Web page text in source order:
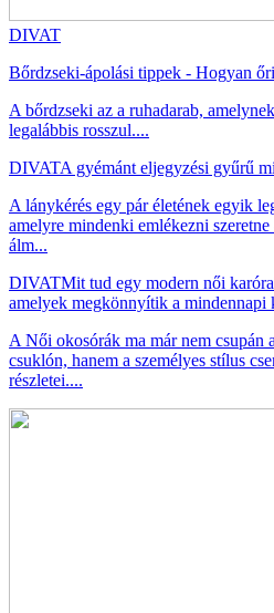
DIVAT
Bőrdzseki-ápolási tippek - Hogyan
A bőrdzseki az a ruhadarab,
legalábbis rosszul....
DIVATA gyémánt eljegyzési gyűrű
A lánykérés egy pár életének egyik
amelyre mindenki emlékezni
álm...
DIVATMit tud egy modern női
amelyek megkönnyítik a mindennapi
A Női okosórák ma már nem csupán
csuklón, hanem a személyes stílus
részletei....